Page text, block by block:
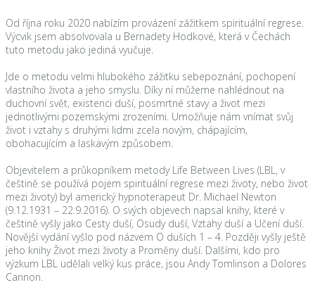
Od října roku 2020 nabízím provázení zážitkem spirituální regrese.
Výcvik jsem absolvovala u Bernadety Hodkové, která v Čechách
tuto metodu jako jediná vyučuje.
Jde o metodu velmi hlubokého zážitku sebepoznání, pochopení
vlastního života a jeho smyslu. Díky ní můžeme nahlédnout na
duchovní svět, existenci duší, posmrtné stavy a život mezi
jednotlivými pozemskými zrozeními. Umožňuje nám vnímat svůj
život i vztahy s druhými lidmi zcela novým, chápajícím,
obohacujícím a laskavým způsobem.
Objevitelem a průkopníkem metody Life Between Lives (LBL, v
češtině se používá pojem spirituální regrese mezi životy, nebo život
mezi životy) byl americký hypnoterapeut Dr. Michael Newton
(9.12.1931 – 22.9.2016). O svých objevech napsal knihy, které v
češtině vyšly jako Cesty duší, Osudy duší, Vztahy duší a Učení duší.
Novější vydání vyšlo pod názvem O duších 1 – 4. Později vyšly ještě
jeho knihy Život mezi životy a Proměny duší. Dalšími, kdo pro
výzkum LBL udělali velký kus práce, jsou Andy Tomlinson a Dolores
Cannon.